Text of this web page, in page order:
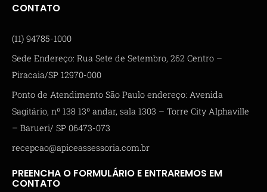
CONTATO
(11) 94785-1000
Sede Endereço: Rua Sete de Setembro, 262 Centro –
Piracaia/SP 12970-000
Ponto de Atendimento São Paulo endereço: Avenida
Sagitário, nº 138 13º andar, sala 1303 – Torre City Alphaville
– Barueri/ SP 06473-073
recepcao@apiceassessoria.com.br
PREENCHA O FORMULÁRIO E ENTRAREMOS EM
CONTATO